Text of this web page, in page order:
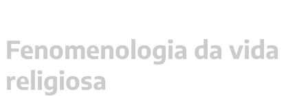
Fenomenologia da vida
religiosa
4º jung
5 byung chul han